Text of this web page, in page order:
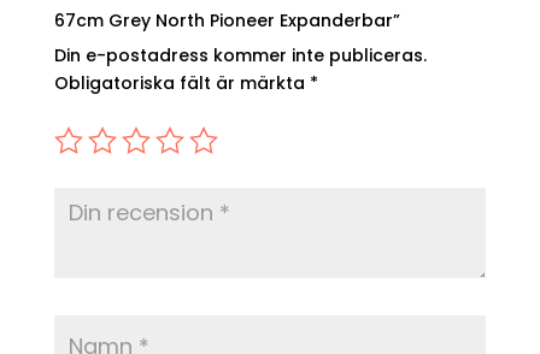
67cm Grey North Pioneer Expanderbar”
Din e-postadress kommer inte publiceras.
Obligatoriska fält är märkta *